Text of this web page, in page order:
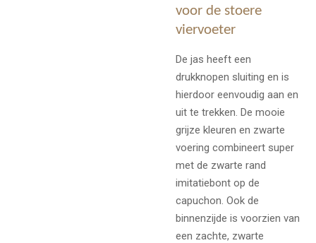
voor de stoere
viervoeter
De jas heeft een
drukknopen sluiting en is
hierdoor eenvoudig aan en
uit te trekken. De mooie
grijze kleuren en zwarte
voering combineert super
met de zwarte rand
imitatiebont op de
capuchon. Ook de
binnenzijde is voorzien van
een zachte, zwarte